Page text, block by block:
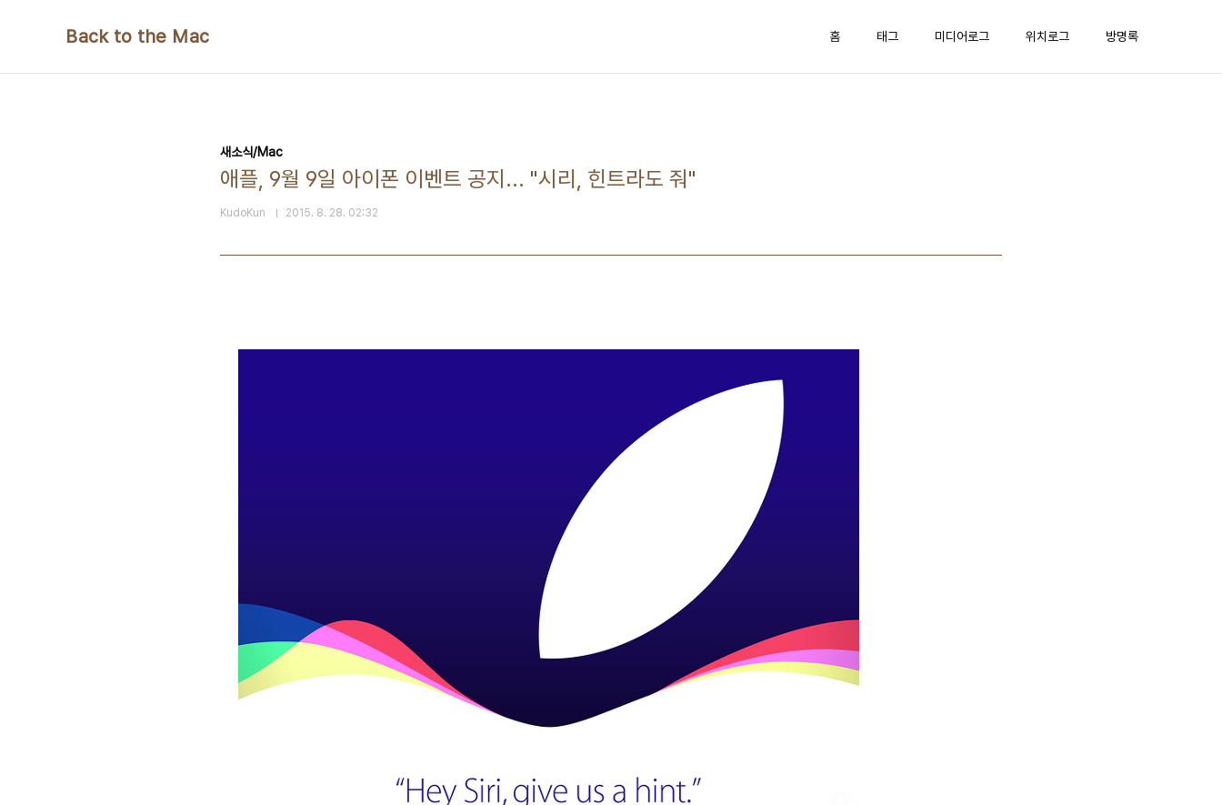
Back to the Mac 홈 태그 미디어로그 위치로그 방명록
새소식/Mac
애플, 9월 9일 아이폰 이벤트 공지... "시리, 힌트라도 줘"
KudoKun 2015. 8. 28. 02:32